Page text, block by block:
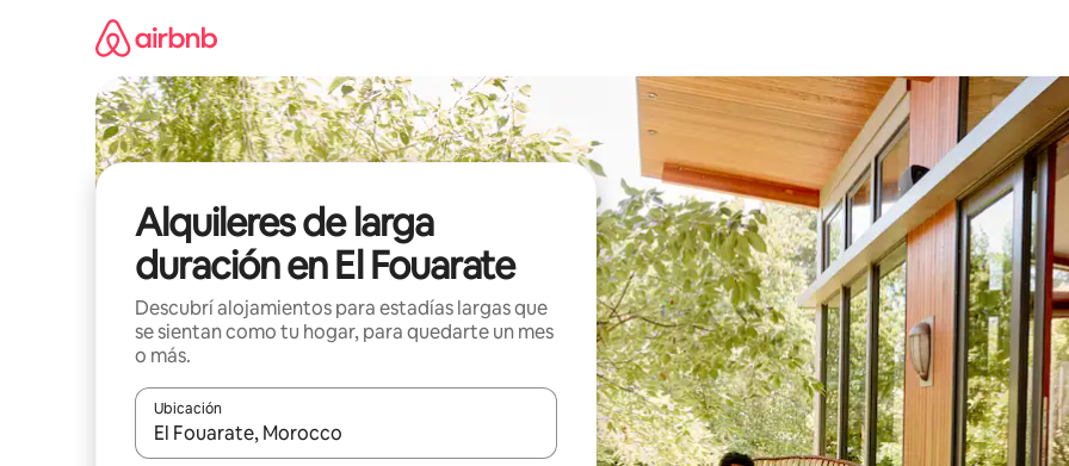
Alquileres de larga
duración en El Fouarate
Descubrí alojamientos para estadías largas que
se sientan como tu hogar, para quedarte un mes
o más.
Ubicación
Cuando los resultados estén disponibles, navegá con las teclas de flecha hacia arriba y hacia abajo o explorá deslizando